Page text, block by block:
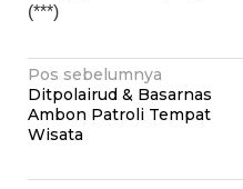
(***)
Navigasi
pos
Pos sebelumnya
Ditpolairud & Basarnas
Ambon Patroli Tempat
Wisata